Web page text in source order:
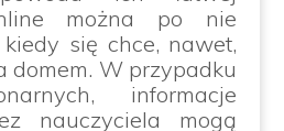
można po nie
się chce, nawet,
domem. W przypadku
informacje
nauczyciela mogą